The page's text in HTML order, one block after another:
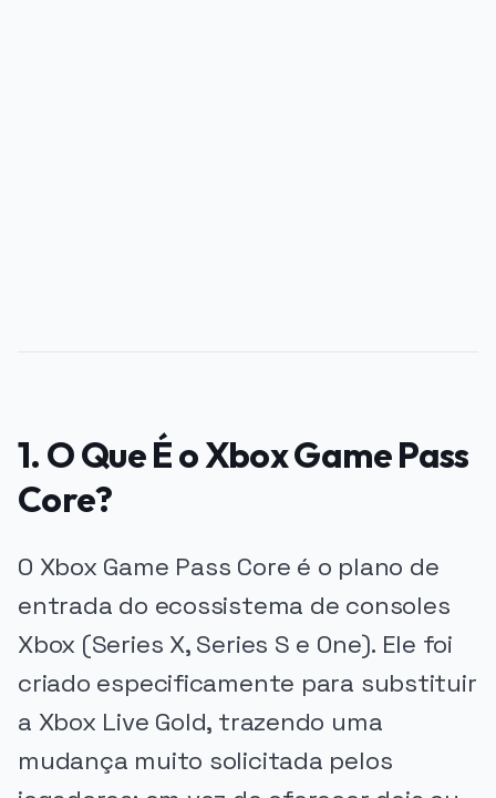
1. O Que É o Xbox Game Pass
Core?
O Xbox Game Pass Core é o plano de
entrada do ecossistema de consoles
Xbox (Series X, Series S e One). Ele foi
criado especificamente para substituir
a Xbox Live Gold, trazendo uma
mudança muito solicitada pelos